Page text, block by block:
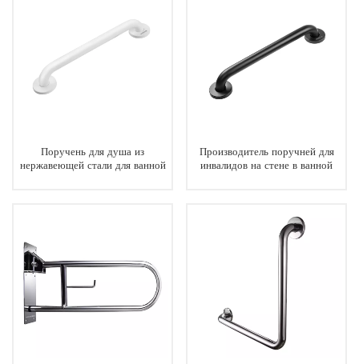
Поручень для душа из
нержавеющей стали для ванной
Производитель поручней для
инвалидов на стене в ванной